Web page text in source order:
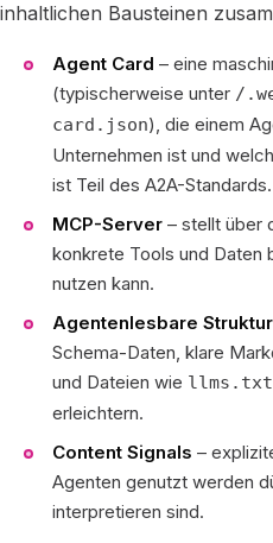
inhaltlichen Bausteinen
Agent Card – eine
(typischerweise unter /
card.json), die einem
Unternehmen ist und
ist Teil des A2A-Standards.
MCP-Server – stellt über
konkrete Tools und Daten
nutzen kann.
Agentenlesbare
Schema-Daten, klare
und Dateien wie llms.txt
erleichtern.
Content Signals –
Agenten genutzt werden
interpretieren sind.